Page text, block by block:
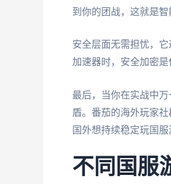
到你的团战，这就是智
安全层面无需担忧，它
加速器时，安全加密是
最后，当你在实战中万
盾。番茄的海外玩家
国外想持续稳定玩国服
不同国服